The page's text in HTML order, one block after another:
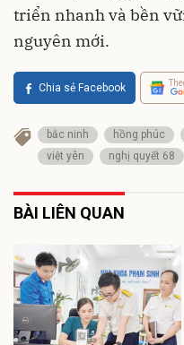
triển nhanh và bền
nguyên mới.
Chia sẻ Facebook
bắc ninh hồng phúc
việt yên
nghị quyết 68
BÀI LIÊN QUAN